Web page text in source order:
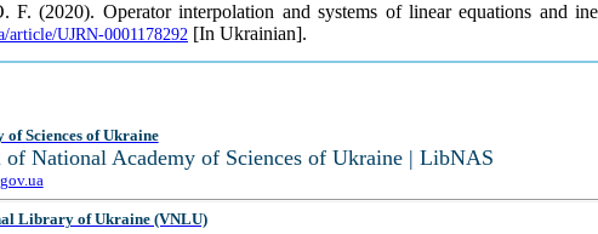
(2020). Operator interpolation and systems of linear equations and
article/UJRN-0001178292 [In Ukrainian].
of Sciences of Ukraine
National Academy of Sciences of Ukraine | LibNAS
Library of Ukraine (VNLU)